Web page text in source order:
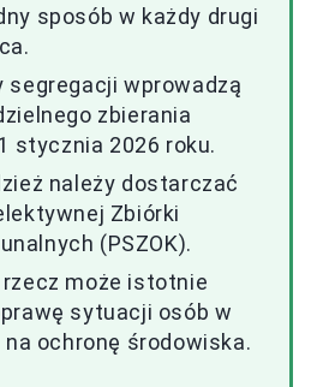
sposób w każdy drugi
segregacji wprowadzą
zbierania
stycznia 2026 roku.
należy dostarczać
Zbiórki
(PSZOK).
rzecz może istotnie
sytuacji osób w
ochronę środowiska.